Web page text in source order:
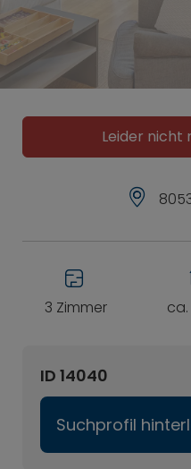
Leider nicht
3 Zimmer ca.
ID 14040
Suchprofil